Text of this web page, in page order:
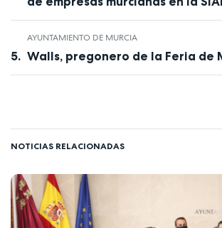
AYUNTAMIENTO DE MURCIA
Walls, pregonero de la Feria de
NOTICIAS RELACIONADAS